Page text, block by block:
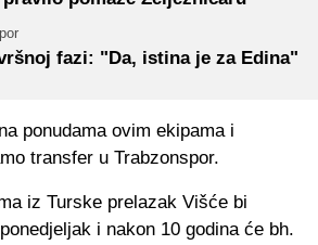
fazi: "Da, istina je za Edina"
ponudama ovim ekipama i
transfer u Trabzonspor.
iz Turske prelazak Višće bi
i nakon 10 godina će bh.